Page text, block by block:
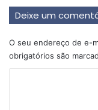
Deixe um
O seu endereço de e-
obrigatórios são